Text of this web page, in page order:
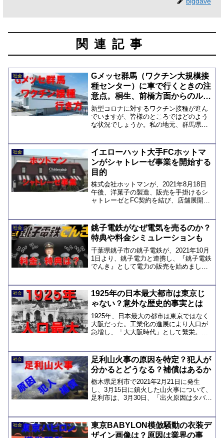
関連記事
社会
Gメッセ群馬（ワクチン大規模接
種センター）に車で行くときの注
意点。桐生、前橋方面からのルー
ト、駐車場など
新型コロナに対するワクチン接種が進ん
でいますが、皆様のところではどのよう
な状況でしょうか。私の地元、群馬県で
400,901名64歳以下1回目接種…21...
社会
イエローハット大手FCホットマ
ンがシャトレーゼ事業を開始する
目的
株式会社ホットマンが、2021年8月18日
午後、洋菓子の製造、販売を手掛けるシ
ャトレーゼとFC契約を結び、店舗展開を
業の発表は好材料となり、株価は急騰、
ストップ高となり...
社会
銚子電鉄がなぜ電気を売るのか？
特典や料金シミュレーションも
千葉県銚子市の銚子電鉄が、2021年10月
1日より、銚子電力と連携し、『銚子電鉄
でんき』として電力の販売を始めまし
で、同様に苦しい経営が続いている鉄道
会社です。以前は、ぬ...
社会
1925年の日本最大都市は東京じ
ゃない？意外な歴史的事実とは
1925年、日本最大の都市は東京ではなく
大阪だった。工業化の進展により人口が
急増し、「大大阪時代」として繁栄。し
本経済の中心だった時代の背景を解説す
る。
社会
足利山火事の原因を特定？犯人が
分かるとどうなる？補償はあるか
栃木県足利市で2021年2月21日に発生
し、3月15日に鎮火した山火事について、
足利市は、3月30日、「出火原因はタバコ
トルほど離れた火元とみられる場所で複
数のタバコの...
社会
東京BABYLON模倣騒動の衣装デ
ザイン画像は？原因は業界の事